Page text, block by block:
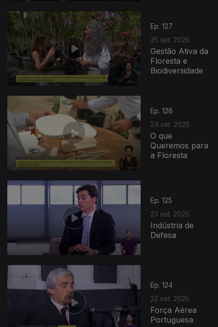
Ep. 127
25 set. 2025
Gestão Ativa da
Floresta e
Biodiversidade
Ep. 126
24 set. 2025
O que
Queremos para
a Floresta
877572
Ep. 125
23 set. 2025
Indústria de
Defesa
Ep. 124
22 set. 2025
Força Aérea
Portuguesa